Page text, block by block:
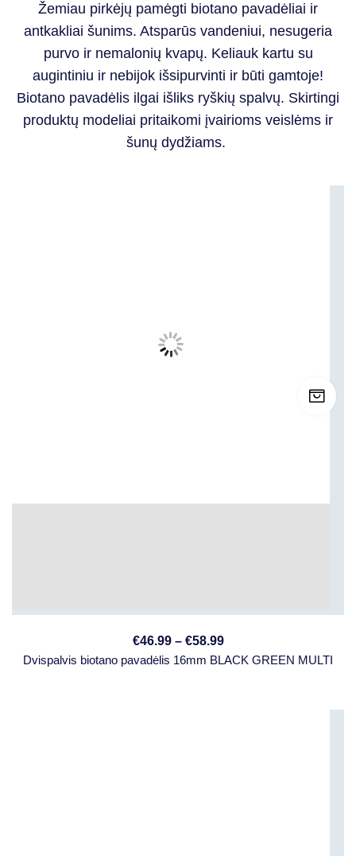
Žemiau pirkėjų pamėgti biotano pavadėliai ir
antkakliai šunims. Atsparūs vandeniui, nesugeria
purvo ir nemalonių kvapų. Keliauk kartu su
augintiniu ir nebijok išsipurvinti ir būti gamtoje!
Biotano pavadėlis ilgai išliks ryškių spalvų. Skirtingi
produktų modeliai pritaikomi įvairioms veislėms ir
šunų dydžiams.
€46.99 – €58.99
Dvispalvis biotano pavadėlis 16mm BLACK GREEN MULTI